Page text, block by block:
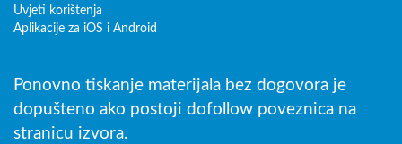
Uvjeti korištenja
Aplikacije za iOS i Android
Ponovno tiskanje materijala bez dogovora je
dopušteno ako postoji dofollow poveznica na
stranicu izvora.